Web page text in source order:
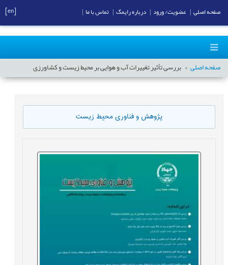
صفحه اصلی بررسی تأثیر تغییرات آب و هوایی بر محیط زیست و کشاورزی
پژوهش و فناوری محیط زیست
صفحه اصلی عضویت/ ورود درباره رایمگ تماس با ما